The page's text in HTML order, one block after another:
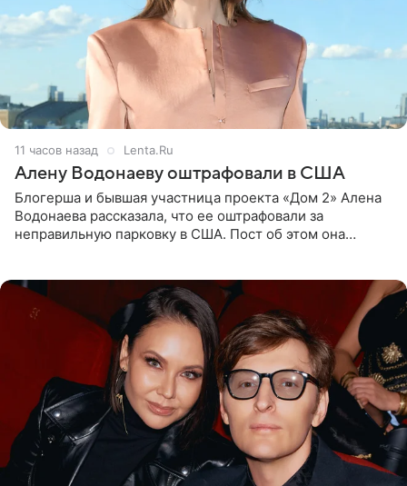
11 часов назад Lenta.Ru
Алену Водонаеву оштрафовали в США
Блогерша и бывшая участница проекта «Дом 2» Алена
Водонаева рассказала, что ее оштрафовали за
неправильную парковку в США. Пост об этом она